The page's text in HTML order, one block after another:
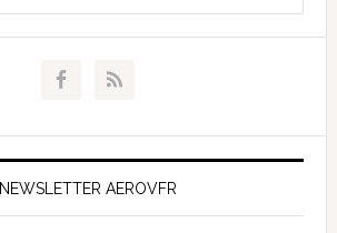
NEWSLETTER AEROVFR